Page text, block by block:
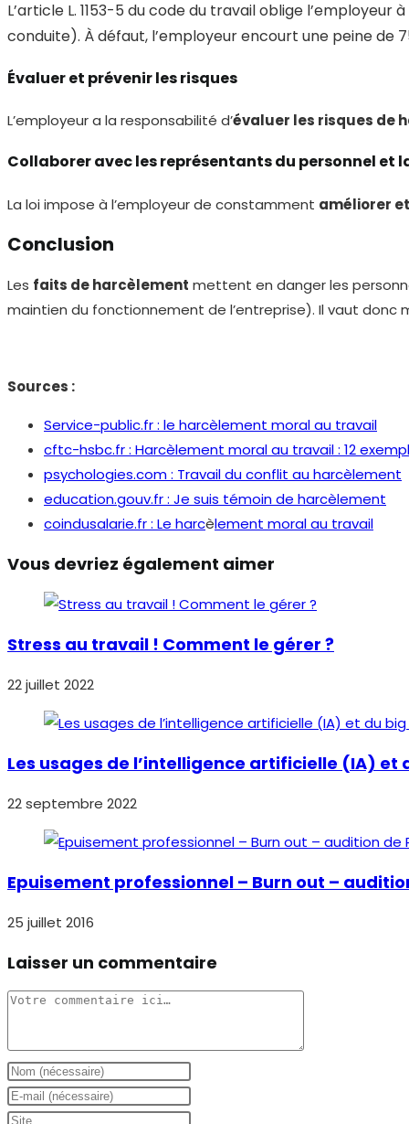
L’article L. 1153-5 du code du travail oblige l’employeur à
conduite). À défaut, l’employeur encourt une peine de
Évaluer et prévenir les risques
L’employeur a la responsabilité d’évaluer les risques de
Collaborer avec les représentants du personnel et
La loi impose à l’employeur de constamment améliorer
Conclusion
Les faits de harcèlement mettent en danger les
maintien du fonctionnement de l’entreprise). Il vaut donc
Sources :
Service-public.fr : le harcèlement moral au travail
cftc-hsbc.fr : Harcèlement moral au travail : 12
psychologies.com : Travail du conflit au harcèlement
education.gouv.fr : Je suis témoin de harcèlement
coindusalarie.fr : Le harcèlement moral au travail
Vous devriez également aimer
Stress au travail ! Comment le gérer ?
22 juillet 2022
Les usages de l’intelligence artificielle (IA)
22 septembre 2022
Epuisement professionnel – Burn out –
25 juillet 2016
Laisser un commentaire
Comment
Enter
your
name
Enter
your
Saisir